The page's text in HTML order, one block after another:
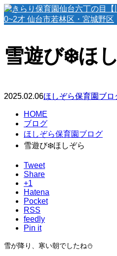
雪遊び❄️ほ
2025.02.06ほしぞら保育園ブロ
HOME
ブログ
ほしぞら保育園ブログ
雪遊び❄️ほしぞら
Tweet
Share
+1
Hatena
Pocket
RSS
feedly
Pin it
雪が降り、寒い朝でしたね⛄️